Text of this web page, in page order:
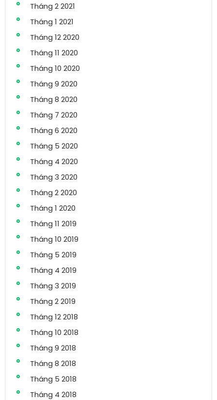
Tháng 2 2021
Tháng 1 2021
Tháng 12 2020
Tháng 11 2020
Tháng 10 2020
Tháng 9 2020
Tháng 8 2020
Tháng 7 2020
Tháng 6 2020
Tháng 5 2020
Tháng 4 2020
Tháng 3 2020
Tháng 2 2020
Tháng 1 2020
Tháng 11 2019
Tháng 10 2019
Tháng 5 2019
Tháng 4 2019
Tháng 3 2019
Tháng 2 2019
Tháng 12 2018
Tháng 10 2018
Tháng 9 2018
Tháng 8 2018
Tháng 5 2018
Tháng 4 2018